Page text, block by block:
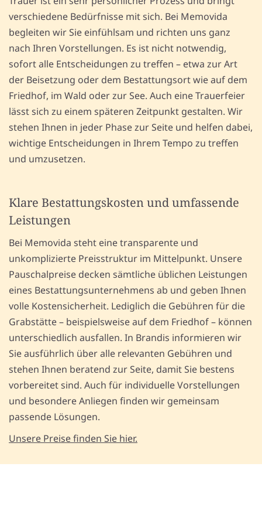
verschiedene Bedürfnisse mit sich. Bei Memovida
begleiten wir Sie einfühlsam und richten uns ganz
nach Ihren Vorstellungen. Es ist nicht notwendig,
sofort alle Entscheidungen zu treffen – etwa zur Art
der Beisetzung oder dem Bestattungsort wie auf dem
Friedhof, im Wald oder zur See. Auch eine Trauerfeier
lässt sich zu einem späteren Zeitpunkt gestalten. Wir
stehen Ihnen in jeder Phase zur Seite und helfen dabei,
wichtige Entscheidungen in Ihrem Tempo zu treffen
und umzusetzen.
Klare Bestattungskosten und umfassende
Leistungen
Bei Memovida steht eine transparente und
unkomplizierte Preisstruktur im Mittelpunkt. Unsere
Pauschalpreise decken sämtliche üblichen Leistungen
eines Bestattungsunternehmens ab und geben Ihnen
volle Kostensicherheit. Lediglich die Gebühren für die
Grabstätte – beispielsweise auf dem Friedhof – können
unterschiedlich ausfallen. In Brandis informieren wir
Sie ausführlich über alle relevanten Gebühren und
stehen Ihnen beratend zur Seite, damit Sie bestens
vorbereitet sind. Auch für individuelle Vorstellungen
und besondere Anliegen finden wir gemeinsam
passende Lösungen.
Unsere Preise finden Sie hier.